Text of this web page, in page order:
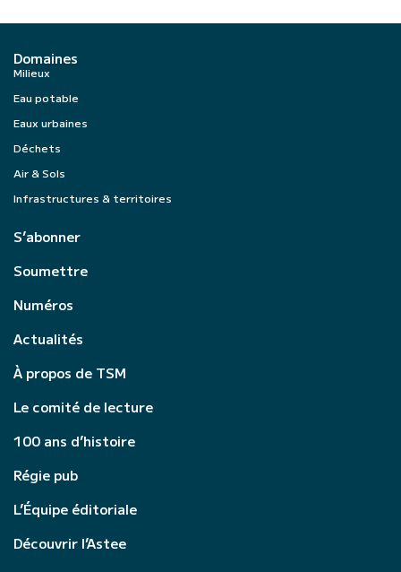
Domaines
Milieux
Eau potable
Eaux urbaines
Déchets
Air & Sols
Infrastructures & territoires
S’abonner
Soumettre
Numéros
Actualités
À propos de TSM
Le comité de lecture
100 ans d’histoire
Régie pub
L’Équipe éditoriale
Découvrir l’Astee